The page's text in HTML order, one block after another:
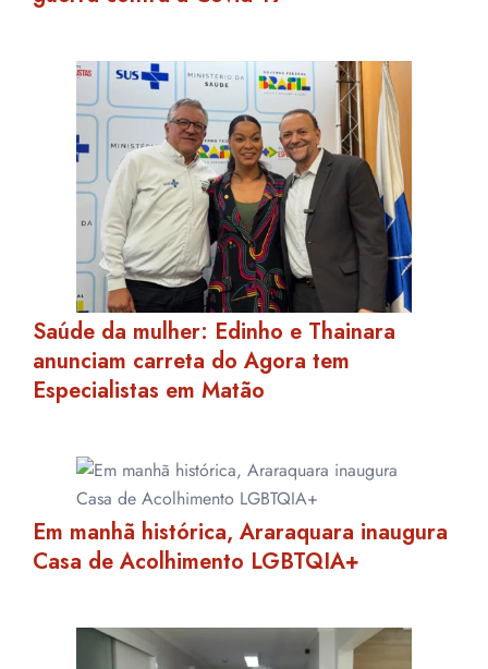
Saúde da mulher: Edinho e Thainara
anunciam carreta do Agora tem
Especialistas em Matão
Em manhã histórica, Araraquara inaugura
Casa de Acolhimento LGBTQIA+